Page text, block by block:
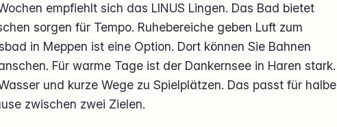
empfiehlt sich das LINUS Lingen. Das Bad bietet
sorgen für Tempo. Ruhebereiche geben Luft zum
in Meppen ist eine Option. Dort können Sie Bahnen
Für warme Tage ist der Dankernsee in Haren stark.
und kurze Wege zu Spielplätzen. Das passt für halbe
zwischen zwei Zielen.